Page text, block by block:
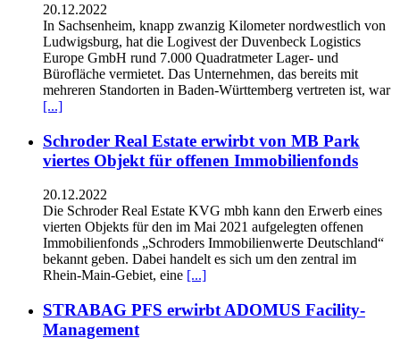
20.12.2022
In Sachsenheim, knapp zwanzig Kilometer nordwestlich von
Ludwigsburg, hat die Logivest der Duvenbeck Logistics
Europe GmbH rund 7.000 Quadratmeter Lager- und
Bürofläche vermietet. Das Unternehmen, das bereits mit
mehreren Standorten in Baden-Württemberg vertreten ist, war
[...]
Schroder Real Estate erwirbt von MB Park
viertes Objekt für offenen Immobilienfonds
20.12.2022
Die Schroder Real Estate KVG mbh kann den Erwerb eines
vierten Objekts für den im Mai 2021 aufgelegten offenen
Immobilienfonds „Schroders Immobilienwerte Deutschland“
bekannt geben. Dabei handelt es sich um den zentral im
Rhein-Main-Gebiet, eine [...]
STRABAG PFS erwirbt ADOMUS Facility-
Management